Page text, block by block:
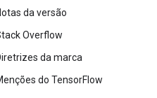
da versão
Overflow
da marca
do TensorFlow